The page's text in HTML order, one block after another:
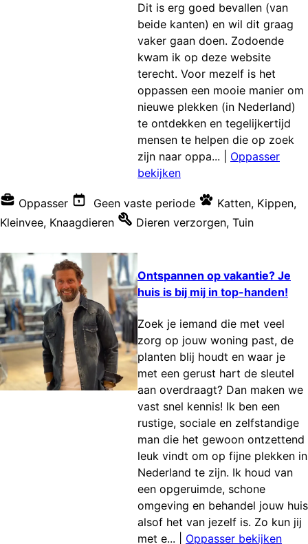
Dit is erg goed bevallen (van
beide kanten) en wil dit graag
vaker gaan doen. Zodoende
kwam ik op deze website
terecht. Voor mezelf is het
oppassen een mooie manier om
nieuwe plekken (in Nederland)
te ontdekken en tegelijkertijd
mensen te helpen die op zoek
zijn naar oppa...
Oppasser
bekijken
Oppasser Geen vaste periode Katten, Kippen,
Kleinvee, Knaagdieren Dieren verzorgen, Tuin
Ontspannen op vakantie? Je
huis is bij mij in top-handen!
Zoek je iemand die met veel
zorg op jouw woning past, de
planten blij houdt en waar je
met een gerust hart de sleutel
aan overdraagt? Dan maken we
vast snel kennis! Ik ben een
rustige, sociale en zelfstandige
man die het gewoon ontzettend
leuk vindt om op fijne plekken in
Nederland te zijn. Ik houd van
een opgeruimde, schone
omgeving en behandel jouw huis
alsof het van jezelf is. Zo kun jij
met e...
Oppasser bekijken